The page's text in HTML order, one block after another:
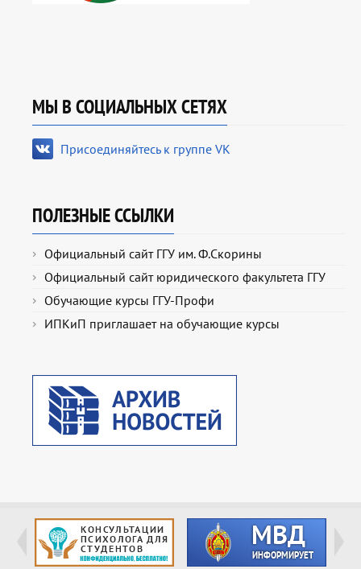
МЫ В СОЦИАЛЬНЫХ СЕТЯХ
Присоединяйтесь к группе VK
ПОЛЕЗНЫЕ ССЫЛКИ
Официальный сайт ГГУ им. Ф.Скорины
Официальный сайт юридического факультета ГГУ
Обучающие курсы ГГУ-Профи
ИПКиП приглашает на обучающие курсы